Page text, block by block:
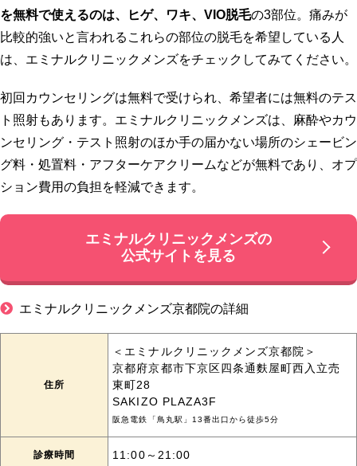
を無料で使えるのは、ヒゲ、ワキ、VIO脱毛の3部位。痛みが
比較的強いと言われるこれらの部位の脱毛を希望している人
は、エミナルクリニックメンズをチェックしてみてください。
初回カウンセリングは無料で受けられ、希望者には無料のテス
ト照射もあります。エミナルクリニックメンズは、麻酔やカウ
ンセリング・テスト照射のほか手の届かない場所のシェービン
グ料・処置料・アフターケアクリームなどが無料であり、オプ
ション費用の負担を軽減できます。
エミナルクリニックメンズの
公式サイトを見る
エミナルクリニックメンズ京都院の詳細
住所
＜エミナルクリニックメンズ京都院＞
京都府京都市下京区四条通麩屋町西入立売
東町28
SAKIZO PLAZA3F
阪急電鉄「鳥丸駅」13番出口から徒歩5分
診療時間 11:00～21:00